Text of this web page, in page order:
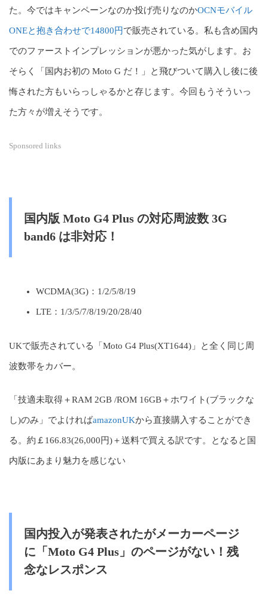
た。今ではキャンペーンなのか投げ売りなのかOCNモバイル
ONEと抱き合わせで14800円で販売されている。私も含め国内
でのファーストインプレッションが悪かった気がします。お
そらく「国内お初の Moto G だ！」と飛びついて購入し後に後
悔された方もいらっしゃるかと存じます。今回もうそういっ
た方々が増えそうです。
Sponsored links
国内版 Moto G4 Plus の対応周波数 3G
band6 は非対応！
WCDMA(3G)：1/2/5/8/19
LTE：1/3/5/7/8/19/20/28/40
UKで販売されている「Moto G4 Plus(XT1644)」と全く同じ周
波数帯をカバー。
「技適未取得＋RAM 2GB /ROM 16GB＋ホワイト(ブラックな
し)のみ」でよければamazonUKから直接購入することができ
る。約￡166.83(26,000円)＋送料で買える訳です。となると国
内版にあまり魅力を感じない
国内投入が発表されたがメーカーページ
に「Moto G4 Plus」のページがない！残
念なレスポンス